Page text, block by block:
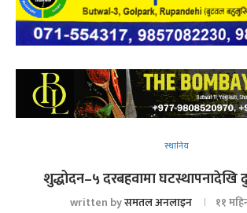
स्थानिय
शुद्धोदन–५ दरबहवामा घटस्थापनादेखि
written byसमतल अनलाइन ११